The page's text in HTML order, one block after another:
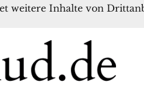
weitere Inhalte von